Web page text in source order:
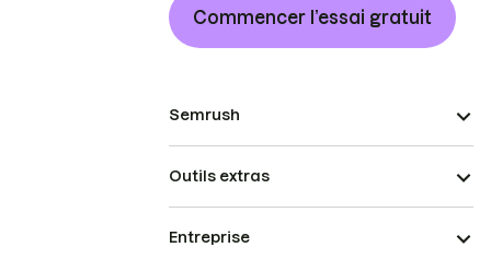
Commencer l’essai gratuit
Semrush
Outils extras
Entreprise